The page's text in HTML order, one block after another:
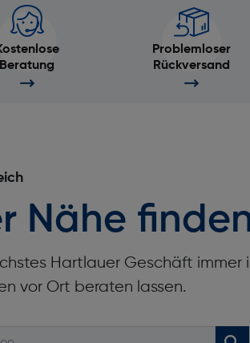
Beratung
Problemloser
Rückversand
Nähe
Hartlauer Geschäft immer
vor Ort beraten lassen.